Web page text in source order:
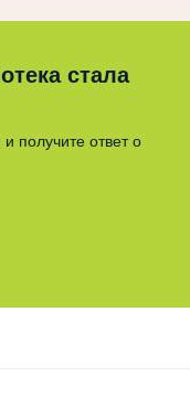
стала
получите ответ о